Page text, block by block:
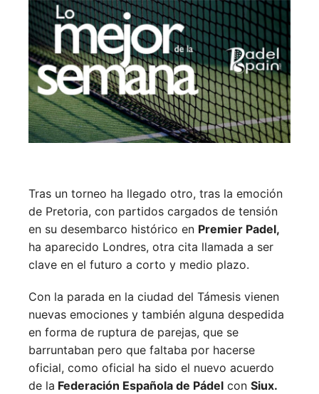
Tras un torneo ha llegado otro, tras la emoción
de Pretoria, con partidos cargados de tensión
en su desembarco histórico en Premier Padel,
ha aparecido Londres, otra cita llamada a ser
clave en el futuro a corto y medio plazo.
Con la parada en la ciudad del Támesis vienen
nuevas emociones y también alguna despedida
en forma de ruptura de parejas, que se
barruntaban pero que faltaba por hacerse
oficial, como oficial ha sido el nuevo acuerdo
de la Federación Española de Pádel con Siux.